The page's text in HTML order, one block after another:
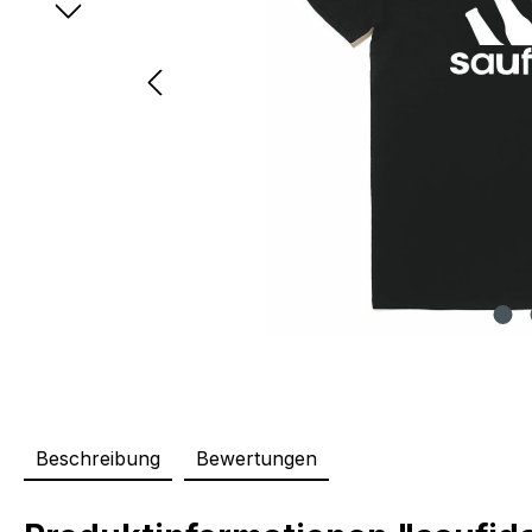
Beschreibung Bewertungen